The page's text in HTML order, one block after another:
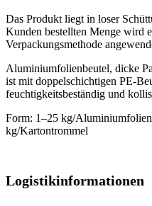
Das Produkt liegt in loser
Kunden bestellten Menge wird
Verpackungsmethode
Aluminiumfolienbeutel, dicke
ist mit doppelschichtigen PE-
feuchtigkeitsbeständig und
Form: 1–25 kg/
kg/Kartontrommel
Logistikinformationen